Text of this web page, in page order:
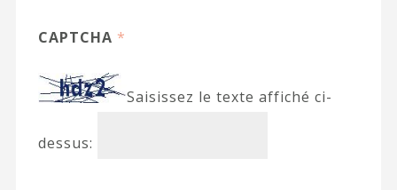
CAPTCHA *
Saisissez le texte affiché ci-
dessus: